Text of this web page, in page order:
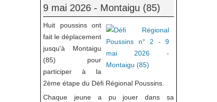
9 mai 2026 - Montaigu (85)
Huit poussins ont
fait le déplacement
jusqu'à Montaigu
(85) pour
participer à la
2ème étape du Défi Régional Poussins.
Chaque jeune a pu jouer dans sa